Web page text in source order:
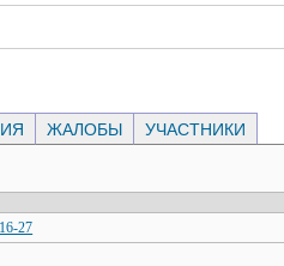
ЖАЛОБЫ УЧАСТНИКИ
27